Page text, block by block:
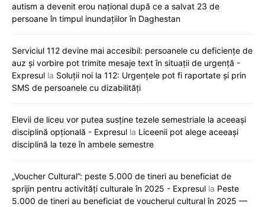
autism a devenit erou național după ce a salvat 23 de
persoane în timpul inundațiilor în Daghestan
Serviciul 112 devine mai accesibil: persoanele cu deficiențe de
auz și vorbire pot trimite mesaje text în situații de urgență -
Expresul la Soluții noi la 112: Urgențele pot fi raportate și prin
SMS de persoanele cu dizabilități
Elevii de liceu vor putea susține tezele semestriale la aceeași
disciplină opțională - Expresul la Liceenii pot alege aceeași
disciplină la teze în ambele semestre
„Voucher Cultural”: peste 5.000 de tineri au beneficiat de
sprijin pentru activități culturale în 2025 - Expresul la Peste
5.000 de tineri au beneficiat de voucherul cultural în 2025 —